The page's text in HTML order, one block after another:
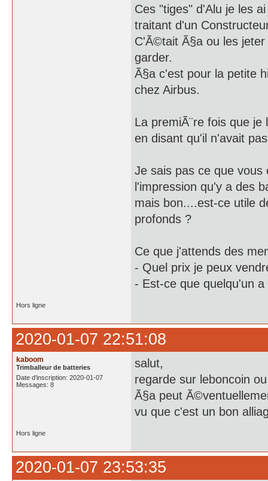
Ces "tiges" d'Alu je les
traitant d'un
C'Ã©tait Ã§a ou les
garder.
Ã§a c'est pour la petite
chez Airbus.
La premiÃ¨re fois que
en disant qu'il n'avait
Je sais pas ce que
l'impression qu'y a des
mais bon....est-ce utile
profonds ?
Ce que j'attends des
- Quel prix je peux
- Est-ce que quelqu'un
Hors ligne
2020-01-07 22:51:08
kaboom
Trimballeur de batteries
Date d'inscription: 2020-01-07
Messages: 8
salut,
regarde sur leboncoin
Ã§a peut
vu que c'est un bon
Hors ligne
2020-01-07 23:53:35